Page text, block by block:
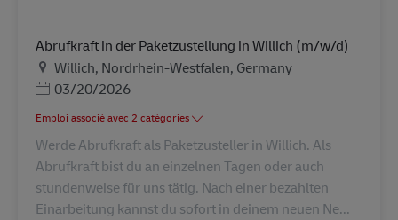
Abrufkraft in der Paketzustellung in Willich (m/w/d)
LieuWillich, Nordrhein-Westfalen, Germany
Posted Date
03/20/2026
Emploi associé avec 2 catégories
Werde Abrufkraft als Paketzusteller in Willich. Als
Abrufkraft bist du an einzelnen Tagen oder auch
stundenweise für uns tätig. Nach einer bezahlten
Einarbeitung kannst du sofort in deinem neuen Ne...